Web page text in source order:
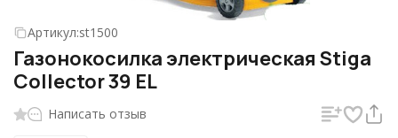
Артикул:st1500
Газонокосилка электрическая Stiga
Collector 39 EL
Написать отзыв